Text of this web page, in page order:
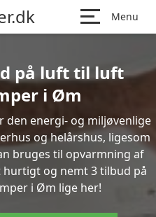
Menu
på luft til luft
i Øm
den energi- og miljøvenlige
og helårshus, ligesom
bruges til opvarmning af
og nemt 3 tilbud på
i Øm lige her!